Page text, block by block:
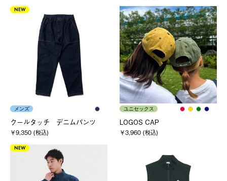
NEW
メンズ
クールタッチ デニムパンツ
￥9,350 (税込)
ユニセックス
LOGOS CAP
￥3,960 (税込)
NEW